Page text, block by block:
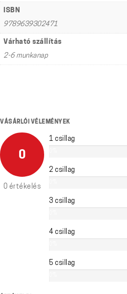
ISBN
9789639302471
Várható szállítás
2-6 munkanap
VÁSÁRLÓI VÉLEMÉNYEK
0
0 értékelés
1 csillag
2 csillag
3 csillag
4 csillag
5 csillag